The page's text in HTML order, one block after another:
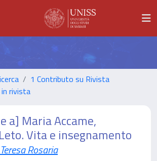
1 Contributo su Rivista
in rivista
a] Maria Accame,
Vita e insegnamento
Rosaria